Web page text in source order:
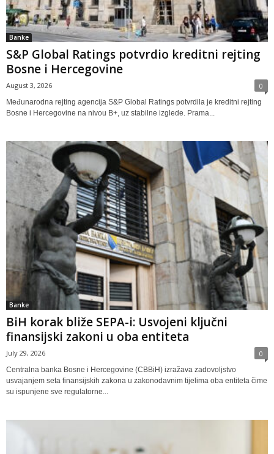
Banke
S&P Global Ratings potvrdio kreditni rejting
Bosne i Hercegovine
August 3, 2026 0
Međunarodna rejting agencija S&P Global Ratings potvrdila je kreditni rejting
Bosne i Hercegovine na nivou B+, uz stabilne izglede. Prama...
Banke
BiH korak bliže SEPA-i: Usvojeni ključni
finansijski zakoni u oba entiteta
July 29, 2026 0
Centralna banka Bosne i Hercegovine (CBBiH) izražava zadovoljstvo
usvajanjem seta finansijskih zakona u zakonodavnim tijelima oba entiteta čime
su ispunjene sve regulatorne...